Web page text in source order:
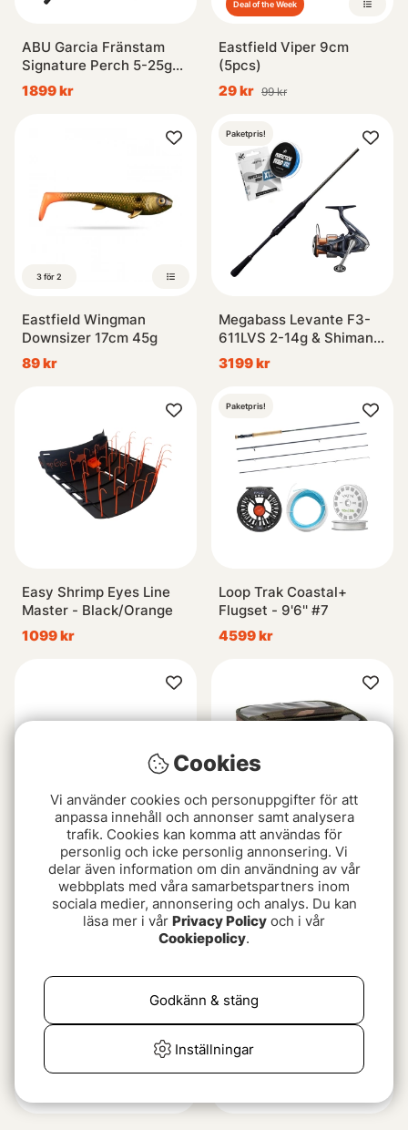
ABU Garcia Fränstam
Signature Perch 5-25g
Spinning Combo
1899 kr
Deal of the Week
Eastfield Viper 9cm
(5pcs)
29 kr 99 kr
3 för 2
Eastfield Wingman
Downsizer 17cm 45g
89 kr
Paketpris!
Megabass Levante F3-
611LVS 2-14g & Shimano
Nasci Combo
3199 kr
Easy Shrimp Eyes Line
Master - Black/Orange
1099 kr
Paketpris!
Loop Trak Coastal+
Flugset - 9'6'' #7
4599 kr
Westin FC Bullet
fr. 139 kr
Fox Camolite Hookbait
Pot-Case
fr. 349 kr
Cookies
Vi använder cookies och personuppgifter för att
anpassa innehåll och annonser samt analysera
trafik. Cookies kan komma att användas för
personlig och icke personlig annonsering. Vi
delar även information om din användning av vår
webbplats med våra samarbetspartners inom
sociala medier, annonsering och analys. Du kan
läsa mer i vår Privacy Policy och i vår
Cookiepolicy.
Inställningar
Godkänn & stäng